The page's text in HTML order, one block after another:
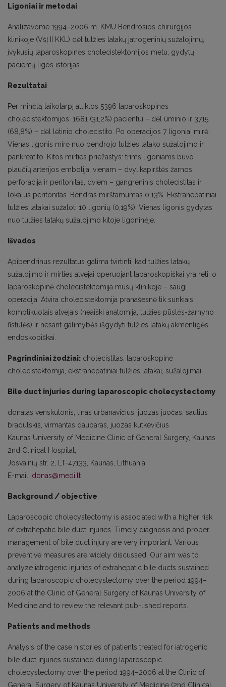
Ligoniai ir metodai
Analizavome 1994–2006 m. KMU Bendrosios chirurgijos
klinikoje (VšĮ II KKL) dėl tulžies latakų jatrogeninių sužalojimų,
įvykusių laparoskopinės cholecistektomijos metu, gydytų
pacientų ligos istorijas.
Rezultatai
Per minėtą laikotarpį atliktos 5396 laparoskopinės
cholecistektomijos: 1681 (31,2%) pacientui – dėl ūminio ir 3715
(68,8%) – dėl lėtinio cholecistito. Po operacijos 7 ligoniai mirė.
Vienas ligonis mirė nuo bendrojo tulžies latako sužalojimo ir
pankreatito. Kitos mirties priežastys: trims ligoniams buvo
plaučių arterijos embolija, vienam – dvylikapirštės žarnos
perforacija ir peritonitas, dviem – gangreninis cholecistitas ir
lokalus peritonitas. Bendras mirštamumas 0,13%. Ekstrahepatiniai
tulžies latakai sužaloti 10 ligonių (0,19%). Vienas ligonis gydytas
nuo tulžies latakų sužalojimo kitoje ligoninėje.
Išvados
Apibendrinus rezultatus galima tvirtinti, kad tulžies latakų
sužalojimo ir mirties atvejai operuojant laparoskopiškai yra reti, o
laparoskopinė cholecistektomija mūsų klinikoje – saugi
operacija. Atvira cholecistektomija pranašesnė tik sunkiais,
komplikuotais atvejais (neaiški anatomija, tulžies pūslės-žarnyno
fistulės) ir nesant galimybės išgydyti tulžies latakų akmenligės
endoskopiškai.
Pagrindiniai žodžiai: cholecistitas, laparoskopinė
cholecistektomija, ekstrahepatiniai tulžies latakai, sužalojimai
Bile duct injuries during laparoscopic cholecystectomy
donatas venskutonis, linas urbanavičius, juozas juočas, saulius
bradulskis, virmantas daubaras, juozas kutkevičius
Kaunas University of Medicine Clinic of General Surgery, Kaunas
2nd Clinical Hospital,
Josvainių str. 2, LT-47133, Kaunas, Lithuania
E-mail: donas@medi.lt
Background / objective
Laparoscopic cholecystectomy is associated with a higher risk
of extrahepatic bile duct injuries. Timely diagnosis and proper
management of bile duct injury are very important. Various
preventive measures are widely discussed. Our aim was to
analyze iatrogenic injuries of extrahepatic bile ducts sustained
during laparoscopic cholecystectomy over the period 1994–
2006 at the Clinic of General Surgery of Kaunas University of
Medicine and to review the relevant pub-lished reports.
Patients and methods
Analysis of the case histories of patients treated for iatrogenic
bile duct injuries sustained during laparoscopic
cholecystectomy over the period 1994–2006 at the Clinic of
General Surgery of Kaunas University of Medicine (2nd Clinical